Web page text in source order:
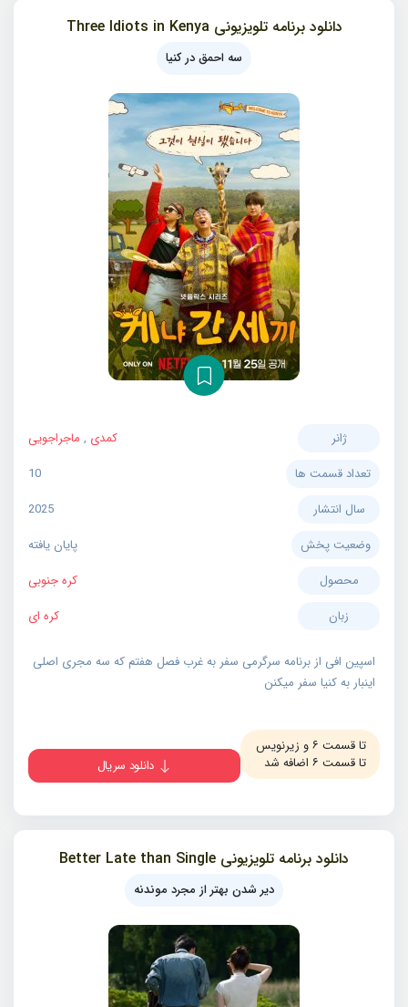
دانلود برنامه تلویزیونی Three Idiots in Kenya
سه احمق در کنیا
ژانر کمدی , ماجراجویی
تعداد قسمت ها
10
سال انتشار
2025
وضعیت پخش
پایان یافته
محصول
کره جنوبی
زبان
کره ای
اسپین افی از برنامه سرگرمی سفر به غرب فصل هفتم که سه مجری اصلی
اینبار به کنیا سفر میکنن
تا قسمت ۶ و زیرنویس
تا قسمت ۶ اضافه شد
دانلود سریال
دانلود برنامه تلویزیونی Better Late than Single
دیر شدن بهتر از مجرد موندنه